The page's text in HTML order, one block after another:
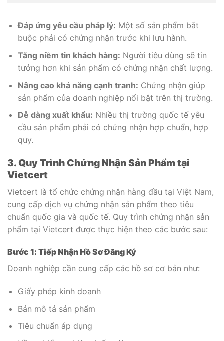
Đáp ứng yêu cầu pháp lý: Một số sản phẩm bắt
buộc phải có chứng nhận trước khi lưu hành.
Tăng niềm tin khách hàng: Người tiêu dùng sẽ tin
tưởng hơn khi sản phẩm có chứng nhận chất lượng.
Nâng cao khả năng cạnh tranh: Chứng nhận giúp
sản phẩm của doanh nghiệp nổi bật trên thị trường.
Dễ dàng xuất khẩu: Nhiều thị trường quốc tế yêu
cầu sản phẩm phải có chứng nhận hợp chuẩn, hợp
quy.
3. Quy Trình Chứng Nhận Sản Phẩm tại
Vietcert
Vietcert là tổ chức chứng nhận hàng đầu tại Việt Nam,
cung cấp dịch vụ chứng nhận sản phẩm theo tiêu
chuẩn quốc gia và quốc tế. Quy trình chứng nhận sản
phẩm tại Vietcert được thực hiện theo các bước sau:
Bước 1: Tiếp Nhận Hồ Sơ Đăng Ký
Doanh nghiệp cần cung cấp các hồ sơ cơ bản như:
Giấy phép kinh doanh
Bản mô tả sản phẩm
Tiêu chuẩn áp dụng